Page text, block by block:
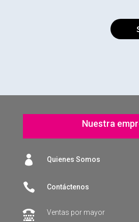
Nuestra
 Quienes Somos
 Contáctenos

Ventas por mayor